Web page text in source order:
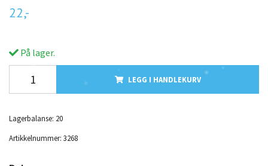
22,-
På lager.
LEGG I HANDLEKURV
Lagerbalanse: 20
Artikkelnummer: 3268